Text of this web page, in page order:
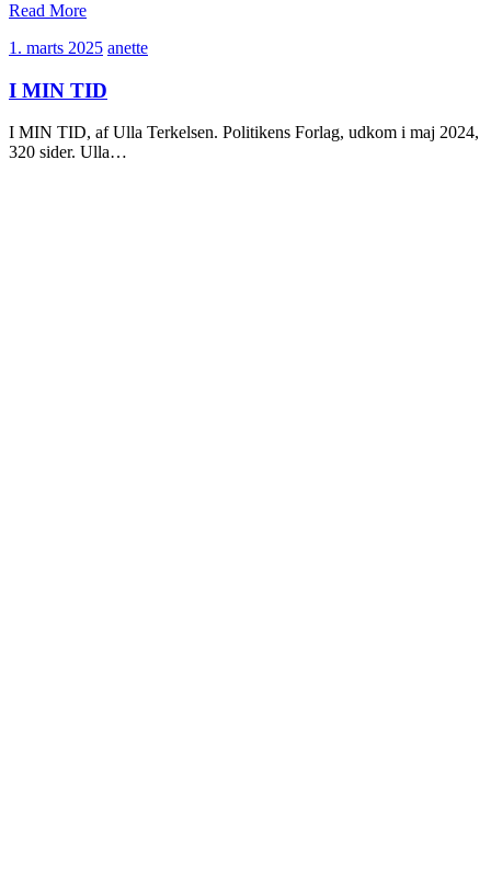
Read More
1. marts 20251.
2025
anetteanette
I MIN TID
I MIN TID, af Ulla Terkelsen. Politikens Forlag, udkom i maj 2024,
320 sider. Ulla…